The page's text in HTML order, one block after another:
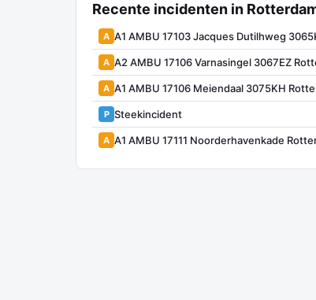
Recente incidenten in
A A1 AMBU 17103 Jacques Dutilhweg
A A2 AMBU 17106 Varnasingel 3067EZ
A A1 AMBU 17106 Meiendaal 3075KH
P Steekincident
A A1 AMBU 17111 Noorderhavenkade